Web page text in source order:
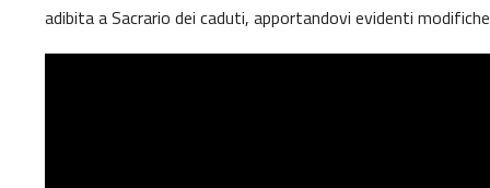
adibita a Sacrario dei caduti, apportandovi evidenti